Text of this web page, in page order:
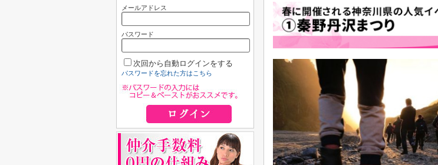
メールアドレス
パスワード
次回から自動ログインをする
パスワードを忘れた方はこちら